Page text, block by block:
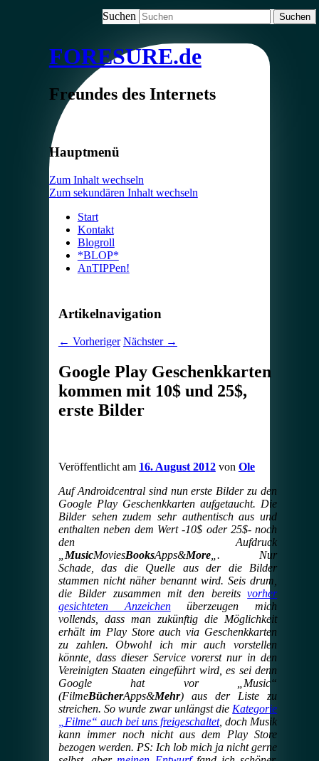
FORESURE.de
Freundes des Internets
Suchen
Hauptmenü
Zum Inhalt wechseln
Zum sekundären Inhalt wechseln
Start
Kontakt
Blogroll
*BLOP*
AnTIPPen!
Artikelnavigation
← Vorheriger Nächster →
Google Play Geschenkkarten
kommen mit 10$ und 25$,
erste Bilder
Veröffentlicht am 16. August 2012 von Ole
Auf Androidcentral sind nun erste Bilder zu den
Google Play Geschenkkarten aufgetaucht. Die
Bilder sehen zudem sehr authentisch aus und
enthalten neben dem Wert -10$ oder 25$- noch
den Aufdruck
MusicMoviesBooksApps&More„. Nur
Schade, das die Quelle aus der die Bilder
stammen nicht näher benannt wird. Seis drum,
die Bilder zusammen mit den bereitsvorher
gesichteten Anzeichenüberzeugen mich
vollends, dass man zukünftig die Möglichkeit
erhält im Play Store auch via Geschenkkarten
zu zahlen. Obwohl ich mir auch vorstellen
könnte, dass dieser Service vorerst nur in den
Vereinigten Staaten eingeführt wird, es sei denn
Google hat vor „Music“
(FilmeBücherApps&Mehr) aus der Liste zu
streichen. So wurde zwar unlängst die Kategorie
„Filme“ auch bei uns freigeschaltet, doch Musik
kann immer noch nicht aus dem Play Store
bezogen werden. PS: Ich lob mich ja nicht gerne